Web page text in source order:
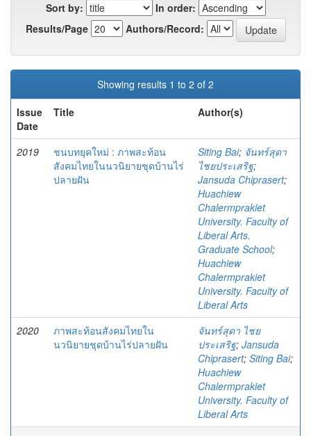
Sort by:
In order:
Results/Page
Authors/Record:
Showing results 1 to 2 of 2
Issue
Date
Title Author(s)
2019
ชนบทยุคใหม่ : ภาพสะท้อน
สังคมไทยในนวนิยายชุดบ้านไร่
ปลายฝัน
Siting Bai; จันทร์สุดา
ไชยประเสริฐ;
Jansuda Chiprasert;
Huachiew
Chalermprakiet
University. Faculty of
Liberal Arts.
Graduate School;
Huachiew
Chalermprakiet
University. Faculty of
Liberal Arts
2020
ภาพสะท้อนสังคมไทยใน
นวนิยายชุดบ้านไร่ปลายฝัน
จันทร์สุดา ไชย
ประเสริฐ; Jansuda
Chiprasert; Siting Bai;
Huachiew
Chalermprakiet
University. Faculty of
Liberal Arts